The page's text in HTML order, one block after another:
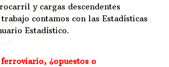
y cargas descendentes
contamos con las Estadísticas
Estadístico.
¿opuestos o